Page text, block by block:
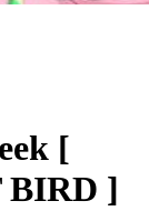
[
BIRD ]